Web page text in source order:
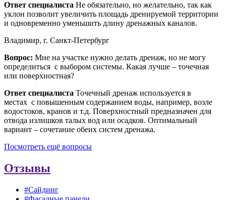
Ответ специалиста Не обязательно, но желательно, так как
уклон позволит увеличить площадь дренируемой территории
и одновременно уменьшить длину дренажных каналов.
Владимир, г. Санкт-Петербург
Вопрос: Мне на участке нужно делать дренаж, но не могу
определиться с выбором системы. Какая лучше – точечная
или поверхностная?
Ответ специалиста Точечный дренаж используется в
местах с повышенным содержанием воды, например, возле
водостоков, кранов и т.д. Поверхностный предназначен для
отвода излишков талых вод или осадков. Оптимальный
вариант – сочетание обеих систем дренажа.
Посмотреть ещё вопросы
Отзывы
#Сайдинг